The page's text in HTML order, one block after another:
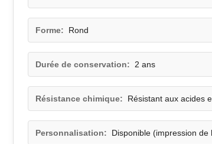
Forme: Rond
Durée de conservation: 2 ans
Résistance chimique: Résistant aux acides
Personnalisation: Disponible (impression de